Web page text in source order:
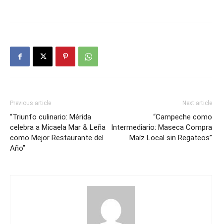
Previous article
“Triunfo culinario: Mérida
celebra a Micaela Mar & Leña
como Mejor Restaurante del
Año”
Next article
“Campeche como
Intermediario: Maseca Compra
Maíz Local sin Regateos”